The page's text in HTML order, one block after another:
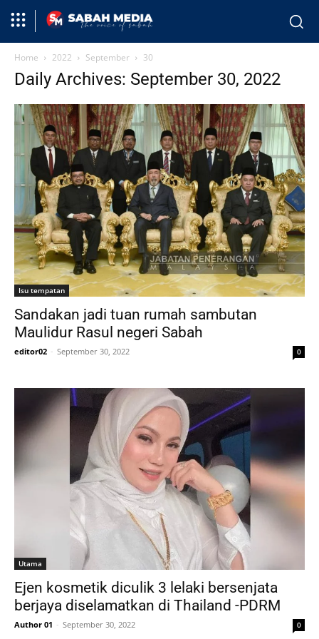
Home 2022 September 30
Daily Archives: September 30, 2022
Isu tempatan
Sandakan jadi tuan rumah sambutan
Maulidur Rasul negeri Sabah
editor02 - September 30, 2022 0
Utama
Ejen kosmetik diculik 3 lelaki bersenjata
berjaya diselamatkan di Thailand -PDRM
Author 01 - September 30, 2022 0